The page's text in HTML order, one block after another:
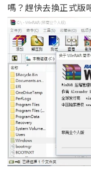
嗎？趕快去換正式版